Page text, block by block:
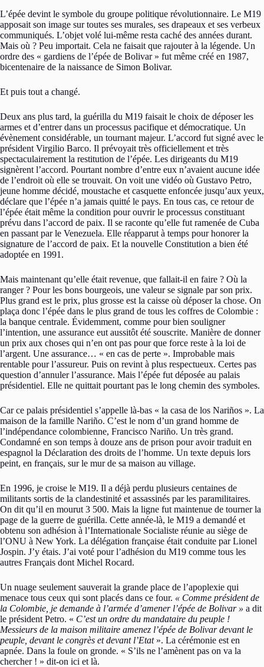
L’épée devint le symbole du groupe politique révolutionnaire. Le M19
apposait son image sur toutes ses murales, ses drapeaux et ses verbeux
communiqués. L’objet volé lui-même resta caché des années durant.
Mais où ? Peu importait. Cela ne faisait que rajouter à la légende. Un
ordre des « gardiens de l’épée de Bolivar » fut même créé en 1987,
bicentenaire de la naissance de Simon Bolivar.
Et puis tout a changé.
Deux ans plus tard, la guérilla du M19 faisait le choix de déposer les
armes et d’entrer dans un processus pacifique et démocratique. Un
évènement considérable, un tournant majeur. L’accord fut signé avec le
président Virgilio Barco. Il prévoyait très officiellement et très
spectaculairement la restitution de l’épée. Les dirigeants du M19
signèrent l’accord. Pourtant nombre d’entre eux n’avaient aucune idée
de l’endroit où elle se trouvait. On voit une vidéo où Gustavo Petro,
jeune homme décidé, moustache et casquette enfoncée jusqu’aux yeux,
déclare que l’épée n’a jamais quitté le pays. En tous cas, ce retour de
l’épée était même la condition pour ouvrir le processus constituant
prévu dans l’accord de paix. Il se raconte qu’elle fut ramenée de Cuba
en passant par le Venezuela. Elle réapparut à temps pour honorer la
signature de l’accord de paix. Et la nouvelle Constitution a bien été
adoptée en 1991.
Mais maintenant qu’elle était revenue, que fallait-il en faire ? Où la
ranger ? Pour les bons bourgeois, une valeur se signale par son prix.
Plus grand est le prix, plus grosse est la caisse où déposer la chose. On
plaça donc l’épée dans le plus grand de tous les coffres de Colombie :
la banque centrale. Évidemment, comme pour bien souligner
l’intention, une assurance eut aussitôt été souscrite. Manière de donner
un prix aux choses qui n’en ont pas pour que force reste à la loi de
l’argent. Une assurance… « en cas de perte ». Improbable mais
rentable pour l’assureur. Puis on revint à plus respectueux. Certes pas
question d’annuler l’assurance. Mais l’épée fut déposée au palais
présidentiel. Elle ne quittait pourtant pas le long chemin des symboles.
Car ce palais présidentiel s’appelle là-bas « la casa de los Nariños ». La
maison de la famille Nariño. C’est le nom d’un grand homme de
l’indépendance colombienne, Francisco Nariño. Un très grand.
Condamné en son temps à douze ans de prison pour avoir traduit en
espagnol la Déclaration des droits de l’homme. Un texte depuis lors
peint, en français, sur le mur de sa maison au village.
En 1996, je croise le M19. Il a déjà perdu plusieurs centaines de
militants sortis de la clandestinité et assassinés par les paramilitaires.
On dit qu’il en mourut 3 500. Mais la ligne fut maintenue de tourner la
page de la guerre de guérilla. Cette année-là, le M19 a demandé et
obtenu son adhésion à l’Internationale Socialiste réunie au siège de
l’ONU à New York. La délégation française était conduite par Lionel
Jospin. J’y étais. J’ai voté pour l’adhésion du M19 comme tous les
autres Français dont Michel Rocard.
Un nuage seulement sauverait la grande place de l’apoplexie qui
menace tous ceux qui sont placés dans ce four. « Comme président de
la Colombie, je demande à l’armée d’amener l’épée de Bolivar » a dit
le président Petro. « C’est un ordre du mandataire du peuple !
Messieurs de la maison militaire amenez l’épée de Bolivar devant le
peuple, devant le congrès et devant l’Etat». La cérémonie est en
apnée. Dans la foule on gronde. « S’ils ne l’amènent pas on va la
chercher ! » dit-on ici et là.